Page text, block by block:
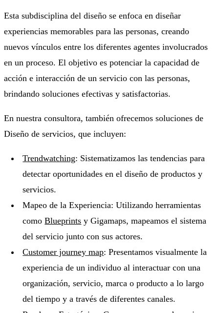
Esta subdisciplina del diseño se enfoca en diseñar
experiencias memorables para las personas, creando
nuevos vínculos entre los diferentes agentes involucrados
en un proceso. El objetivo es potenciar la capacidad de
acción e interacción de un servicio con las personas,
brindando soluciones efectivas y satisfactorias.
En nuestra consultora, también ofrecemos soluciones de
Diseño de servicios, que incluyen:
Trendwatching: Sistematizamos las tendencias para
detectar oportunidades en el diseño de productos y
servicios.
Mapeo de la Experiencia: Utilizando herramientas
comoBlueprints y Gigamaps, mapeamos el sistema
del servicio junto con sus actores.
Customer journey map: Presentamos visualmente la
experiencia de un individuo al interactuar con una
organización, servicio, marca o producto a lo largo
del tiempo y a través de diferentes canales.